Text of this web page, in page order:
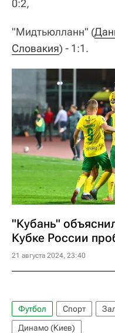
0:2,
"Мидтьюлланн" (
Словакия) - 1:1.
"Кубань"
Кубке России
21 августа 2024, 23:40
Футбол Спорт
Динамо (Киев)